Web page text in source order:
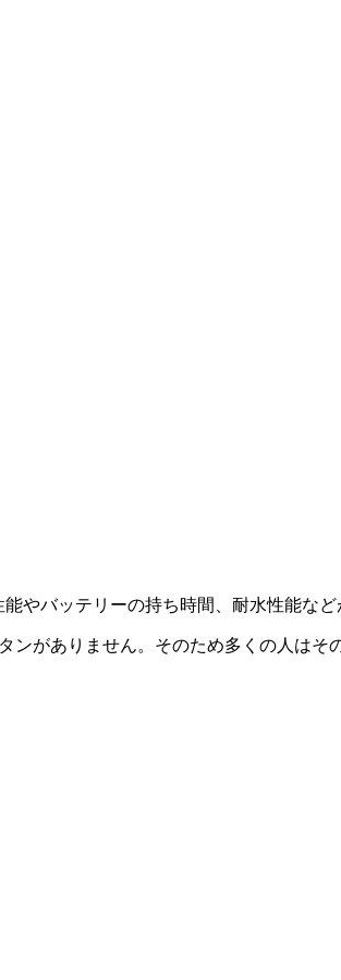
やバッテリーの持ち時間、耐水性能など
がありません。そのため多くの人はそ